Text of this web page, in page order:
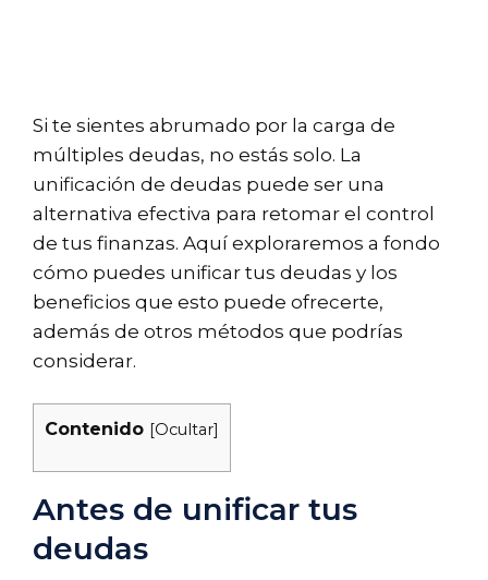
Si te sientes abrumado por la carga de
múltiples deudas, no estás solo. La
unificación de deudas puede ser una
alternativa efectiva para retomar el control
de tus finanzas. Aquí exploraremos a fondo
cómo puedes unificar tus deudas y los
beneficios que esto puede ofrecerte,
además de otros métodos que podrías
considerar.
Contenido [Ocultar]
Antes de unificar tus
deudas